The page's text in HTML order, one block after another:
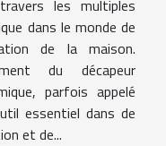
les multiples
dans le monde de
de la maison.
du décapeur
parfois appelé
essentiel dans de
et de...